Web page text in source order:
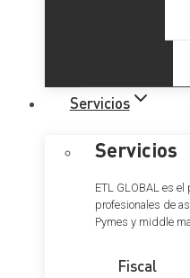
Servicios
Servicios
ETL GLOBAL es
profesionales de
Pymes y middle
Fiscal